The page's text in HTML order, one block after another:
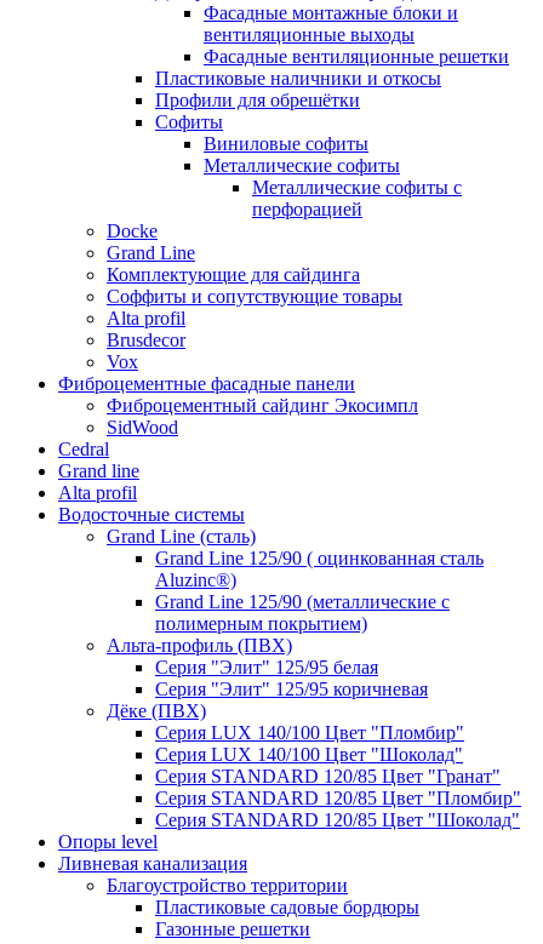
Фасадные монтажные блоки и
вентиляционные выходы
Фасадные вентиляционные решетки
Пластиковые наличники и откосы
Профили для обрешётки
Софиты
Виниловые софиты
Металлические софиты
Металлические софиты с
перфорацией
Docke
Grand Line
Комплектующие для сайдинга
Соффиты и сопутствующие товары
Alta profil
Brusdecor
Vox
Фиброцементные фасадные панели
Фиброцементный сайдинг Экосимпл
SidWood
Cedral
Grand line
Аlta profil
Водосточные системы
Grand Line (сталь)
Grand Line 125/90 ( оцинкованная сталь
Aluzinc®)
Grand Line 125/90 (металлические с
полимерным покрытием)
Альта-профиль (ПВХ)
Серия "Элит" 125/95 белая
Серия "Элит" 125/95 коричневая
Дёке (ПВХ)
Серия LUX 140/100 Цвет "Пломбир"
Серия LUX 140/100 Цвет "Шоколад"
Серия STANDARD 120/85 Цвет "Гранат"
Серия STANDARD 120/85 Цвет "Пломбир"
Серия STANDARD 120/85 Цвет "Шоколад"
Опоры level
Ливневая канализация
Благоустройство территории
Пластиковые садовые бордюры
Газонные решетки